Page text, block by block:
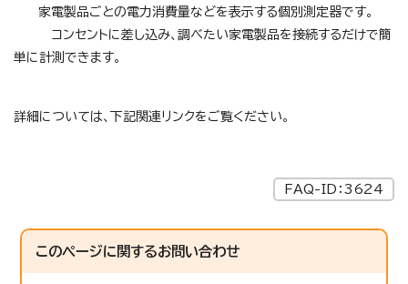
家電製品ごとの電力消費量などを表示する個別測定器です。
コンセントに差し込み、調べたい家電製品を接続するだけで簡
単に計測できます。
詳細については、下記関連リンクをご覧ください。
FAQ-ID：3624
このページに関するお問い合わせ